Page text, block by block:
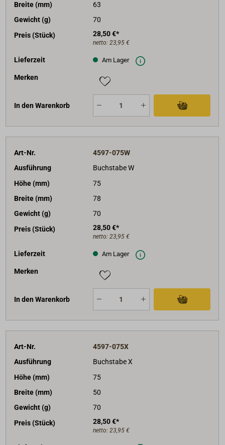
Breite (mm)
63
Gewicht (g)
70
Preis (Stück)
28,50 €*
netto: 23,95 €
Lieferzeit Am Lager
Merken
In den Warenkorb
Art-Nr.
4597-075W
Ausführung
Buchstabe W
Höhe (mm)
75
Breite (mm)
78
Gewicht (g)
70
Preis (Stück)
28,50 €*
netto: 23,95 €
Lieferzeit Am Lager
Merken
In den Warenkorb
Art-Nr.
4597-075X
Ausführung
Buchstabe X
Höhe (mm)
75
Breite (mm)
50
Gewicht (g)
70
Preis (Stück)
28,50 €*
netto: 23,95 €